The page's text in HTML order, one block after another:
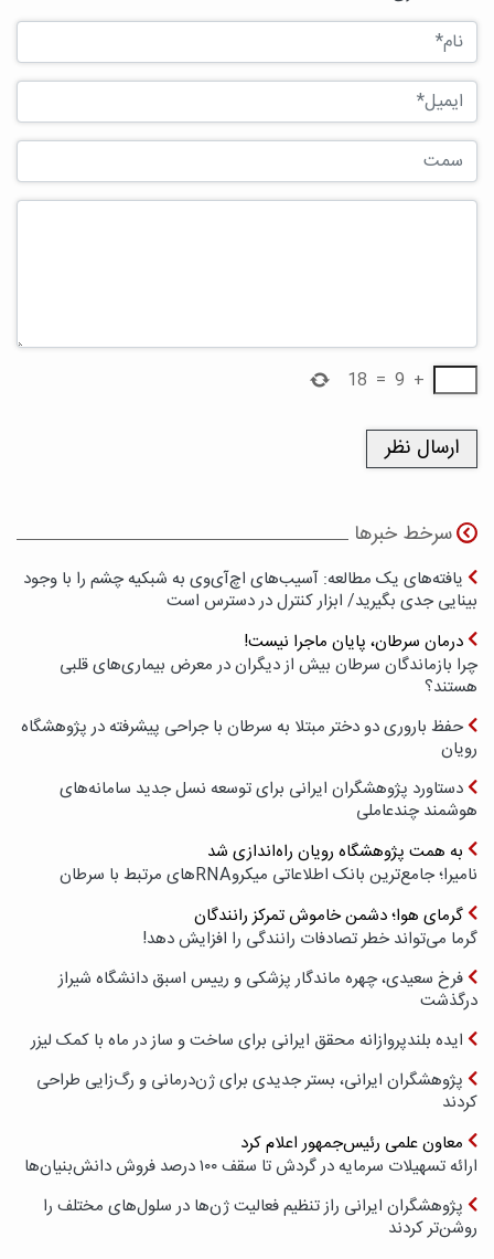
+
9
=
18
سرخط خبرها
یافته‌های یک مطالعه: آسیب‌های اچ‌آی‌وی به شبکیه چشم را با وجود
بینایی جدی بگیرید/ ابزار کنترل در دسترس است
درمان سرطان، پایان ماجرا نیست!
چرا بازماندگان سرطان بیش از دیگران در معرض بیماری‌های قلبی
هستند؟
حفظ باروری دو دختر مبتلا به سرطان با جراحی پیشرفته در پژوهشگاه
رویان
دستاورد پژوهشگران ایرانی برای توسعه نسل جدید سامانه‌های
هوشمند چندعاملی
به همت پژوهشگاه رویان راه‌اندازی شد
نامیرا؛ جامع‌ترین بانک اطلاعاتی میکروRNAهای مرتبط با سرطان
گرمای هوا؛ دشمن خاموش تمرکز رانندگان
گرما می‌تواند خطر تصادفات رانندگی را افزایش دهد!
فرخ سعیدی، چهره ماندگار پزشکی و رییس اسبق دانشگاه شیراز
درگذشت
ایده بلندپروازانه محقق ایرانی برای ساخت و ساز در ماه با کمک لیزر
پژوهشگران ایرانی، بستر جدیدی برای ژن‌درمانی و رگ‌زایی طراحی
کردند
معاون علمی رئیس‌جمهور اعلام کرد
ارائه تسهیلات سرمایه در گردش تا سقف ۱۰۰ درصد فروش دانش‌بنیان‌ها
پژوهشگران ایرانی راز تنظیم فعالیت ژن‌ها در سلول‌های مختلف را
روشن‌تر کردند